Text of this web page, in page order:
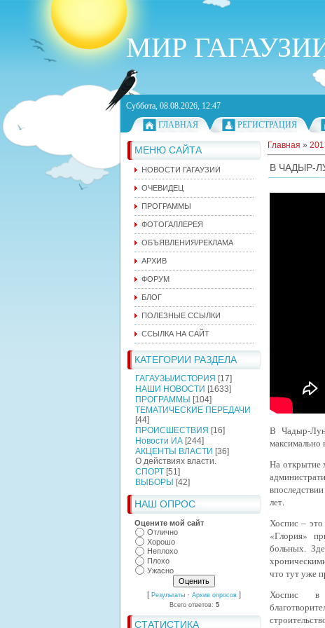
МИР
Суббота, 08.08.2026, 12:47
ГЛАВНАЯ
РЕГИСТРАЦИЯ
МЕНЮ САЙТА
НОВОСТИ ГАГАУЗИИ
ОЧЕВИДЕЦ
ПРОГРАММЫ
ФОТОГАЛЛЕРЕЯ
ОБЪЯВЛЕНИЯ/РЕКЛАМА
АРХИВ
ФОРУМ
БЛОГ
ПОЛЕЗНЫЕ ССЫЛКИ
ССЫЛКА НА САЙТ
КАТЕГОРИИ РАЗДЕЛА
ГАГАУЗЫ/ИСТОРИЯ [17]
НАШИ НОВОСТИ [1633]
ПРОГРАММЫ [104]
ТЕМАТИЧЕСКИЕ ПЕРЕДАЧИ
[44]
ПРОИСШЕСТВИЯ [16]
Новости ИА [244]
АКЦЕНТЫ ВЛАСТИ [36]
О действиях власти.
СПОРТ [51]
ВЫБОРЫ [42]
НАШ ОПРОС
Оцените мой сайт
Отлично
Хорошо
Неплохо
Плохо
Ужасно
[ Результаты · Архив опросов ]
Всего ответов: 5
СТАТИСТИКА
Главная »
В ЧАДЫР-
В Чадыр-
максимально
На открытие
лет.
Хоспис – это
«Глория»
больных
что тут уже
Хоспис в